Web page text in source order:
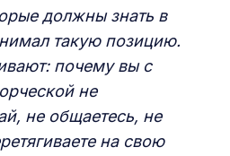
должны знать в
такую позицию.
почему вы с
не
не общаетесь, не
на свою